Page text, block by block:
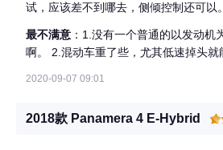
试，应该差不到哪去，侧倾控制还可以。
最不满意 ：1.没有一个普通的以发动
啊。 2.混动车重了些，尤其低速掉头
2020-09-07 09:01
2018款 Panamera 4 E-Hybrid